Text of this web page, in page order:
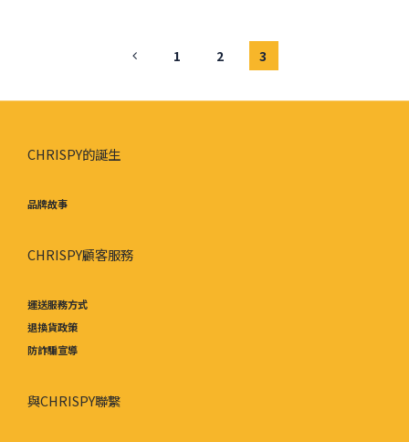
1 2 3
CHRISPY的誕生
品牌故事
CHRISPY顧客服務
運送服務方式
退換貨政策
防詐騙宣導
與CHRISPY聯繫